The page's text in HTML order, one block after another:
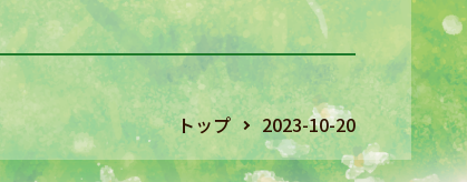
トップ 2023-10-20